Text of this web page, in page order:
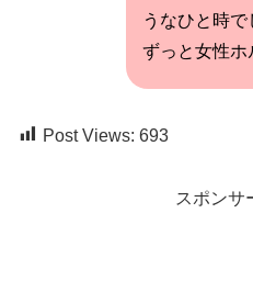
うなひと時で
ずっと女性ホ
Post Views: 693
スポンサ